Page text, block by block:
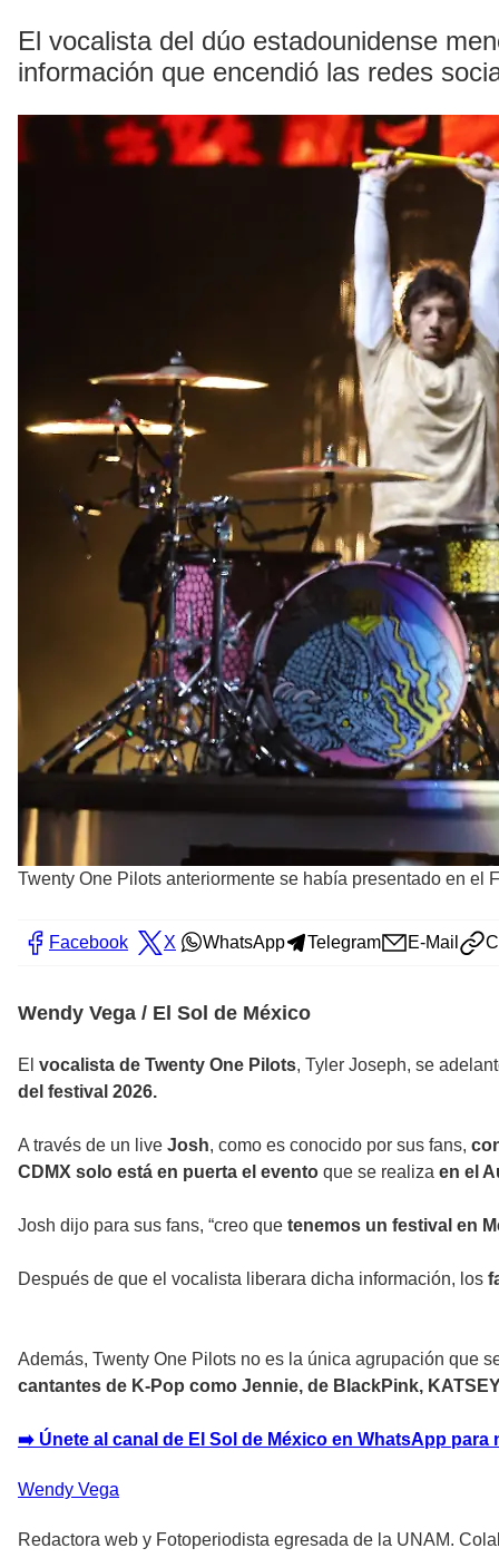
El vocalista del dúo estadounidense
información que encendió las redes
Twenty One Pilots anteriormente se había presentado en el
Facebook X WhatsApp Telegram E-Mail
Wendy Vega / El Sol de México
El vocalista de Twenty One Pilots, Tyler Joseph, se
del festival 2026.
A través de un live Josh, como es conocido por sus fans,
CDMX solo está en puerta el evento que se realiza en el
Josh dijo para sus fans, “creo que tenemos un festival en
Después de que el vocalista liberara dicha información, los
Además, Twenty One Pilots no es la única agrupación que
cantantes de K-Pop como Jennie, de BlackPink,
➡️ Únete al canal de El Sol de México en WhatsApp
Wendy Vega
Redactora web y Fotoperiodista egresada de la UNAM.